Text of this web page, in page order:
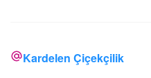
Kardelen Çiçekçilik